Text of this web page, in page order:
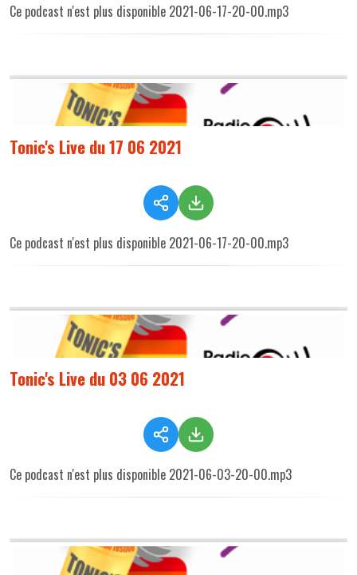
Ce podcast n'est plus disponible 2021-06-17-20-00.mp3
Tonic's Live du 17 06 2021
Ce podcast n'est plus disponible 2021-06-17-20-00.mp3
Tonic's Live du 03 06 2021
Ce podcast n'est plus disponible 2021-06-03-20-00.mp3